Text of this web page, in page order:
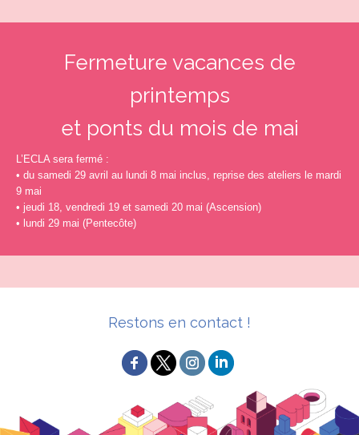
Fermeture vacances de
printemps
et ponts du mois de mai
L’ECLA sera fermé :
• du samedi 29 avril au lundi 8 mai inclus, reprise des ateliers le mardi
9 mai
• jeudi 18, vendredi 19 et samedi 20 mai (Ascension)
• lundi 29 mai (Pentecôte)
Restons en contact !